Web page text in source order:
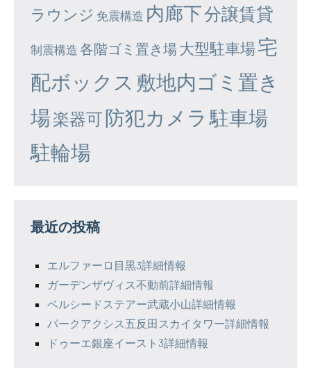
ラウンジ 免震構造 内廊下分譲賃貸
制震構造 各階ゴミ置き場大型駐車場宅
配ボックス 敷地内ゴミ置き
場楽器可防犯カメラ 駐車場
駐輪場
最近の投稿
エルファーロ目黒3詳細情報
ガーデンザヴィス不動前詳細情報
ベルシードステアー武蔵小山詳細情報
パークアクシス五反田スカイタワー詳細情報
ドゥーエ銀座イースト3詳細情報